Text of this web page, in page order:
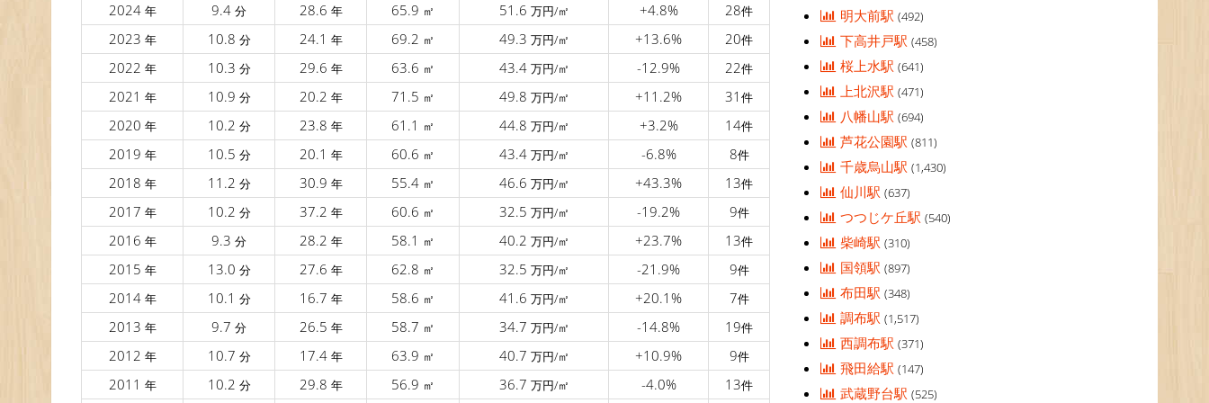
2024 年 9.4 分 28.6 年 65.9 ㎡ 51.6 万円/㎡ +4.8% 28件
2023 年 10.8 分 24.1 年 69.2 ㎡ 49.3 万円/㎡ +13.6% 20件
2022 年 10.3 分 29.6 年 63.6 ㎡ 43.4 万円/㎡ -12.9% 22件
2021 年 10.9 分 20.2 年 71.5 ㎡ 49.8 万円/㎡ +11.2% 31 件
2020 年 10.2 分 23.8 年 61.1 ㎡ 44.8 万円/㎡ +3.2% 14件
2019 年 10.5 分 20.1 年 60.6 ㎡ 43.4 万円/㎡ -6.8% 8件
2018 年 11.2 分 30.9 年 55.4 ㎡ 46.6 万円/㎡ +43.3% 13件
2017 年 10.2 分 37.2 年 60.6 ㎡ 32.5 万円/㎡ -19.2% 9件
2016 年 9.3 分 28.2 年 58.1 ㎡ 40.2 万円/㎡ +23.7% 13件
2015 年 13.0 分 27.6 年 62.8 ㎡ 32.5 万円/㎡ -21.9% 9件
2014 年 10.1 分 16.7 年 58.6 ㎡ 41.6 万円/㎡ +20.1% 7件
2013 年 9.7 分 26.5 年 58.7 ㎡ 34.7 万円/㎡ -14.8% 19件
2012 年 10.7 分 17.4 年 63.9 ㎡ 40.7 万円/㎡ +10.9% 9件
2011 年 10.2 分 29.8 年 56.9 ㎡ 36.7 万円/㎡ -4.0% 13件
明大前駅(492)
下高井戸駅(458)
桜上水駅(641)
上北沢駅(471)
八幡山駅(694)
芦花公園駅(811)
千歳烏山駅(1,430)
仙川駅(637)
つつじケ丘駅(540)
柴崎駅(310)
国領駅(897)
布田駅(348)
調布駅(1,517)
西調布駅(371)
飛田給駅(147)
武蔵野台駅(525)